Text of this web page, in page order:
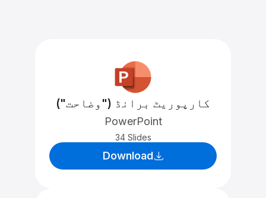
کارپوریٹ برانڈ ("وضاحت")
PowerPoint
34 Slides
Download